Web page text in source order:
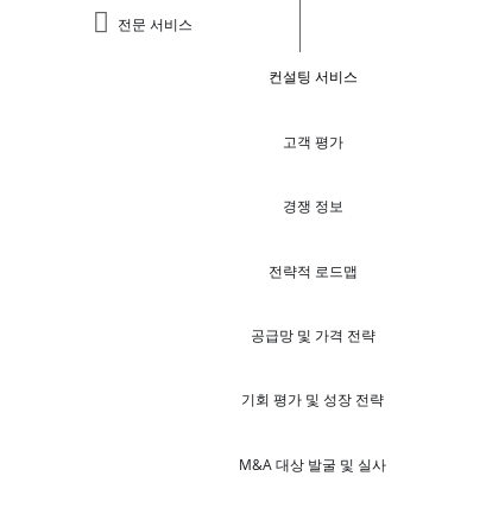
전문 서비스
컨설팅 서비스
고객 평가
경쟁 정보
전략적 로드맵
공급망 및 가격 전략
기회 평가 및 성장 전략
M&A 대상 발굴 및 실사